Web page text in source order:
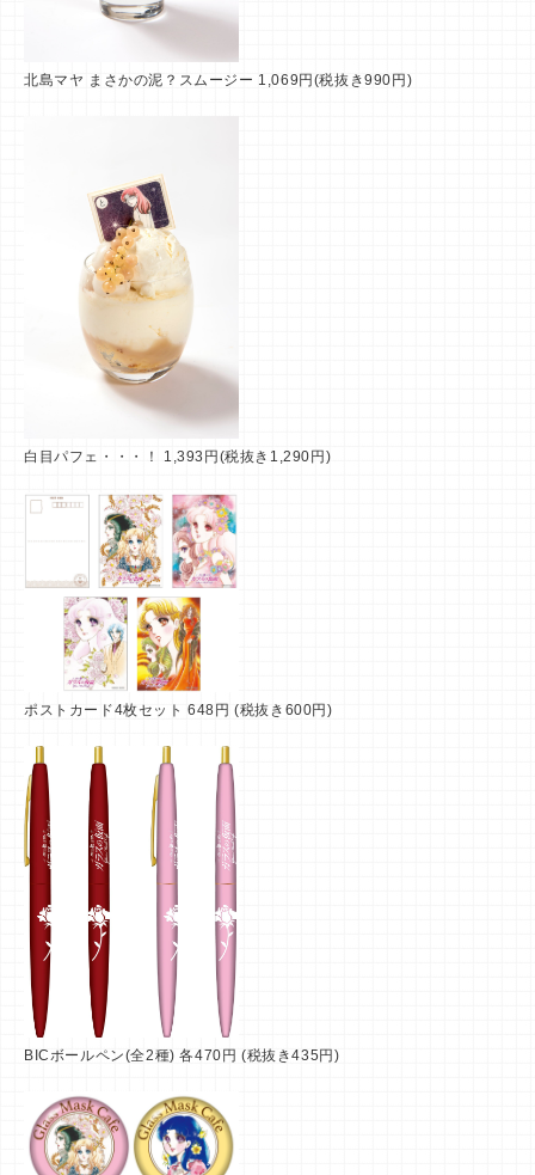
北島マヤ まさかの泥？スムージー 1,069円(税抜き990円)
白目パフェ・・・！ 1,393円(税抜き1,290円)
ポストカード4枚セット 648円 (税抜き600円)
BICボールペン(全2種) 各470円 (税抜き435円)